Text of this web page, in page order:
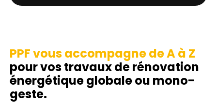
PPF vous accompagne de A à Z
pour vos travaux de rénovation
énergétique globale ou mono-
geste.